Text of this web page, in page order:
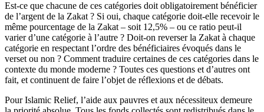
Est-ce que chacune de ces catégories doit obligatoirement bénéficier
de l’argent de la Zakat ? Si oui, chaque catégorie doit-elle recevoir le
même pourcentage de la Zakat – soit 12,5% – ou ce ratio peut-il
varier d’une catégorie à l’autre ? Doit-on reverser la Zakat à chaque
catégorie en respectant l’ordre des bénéficiaires évoqués dans le
verset ou non ? Comment traduire certaines de ces catégories dans le
contexte du monde moderne ? Toutes ces questions et d’autres ont
fait, et continuent de faire l’objet de réflexions et de débats.
Pour Islamic Relief, l’aide aux pauvres et aux nécessiteux demeure